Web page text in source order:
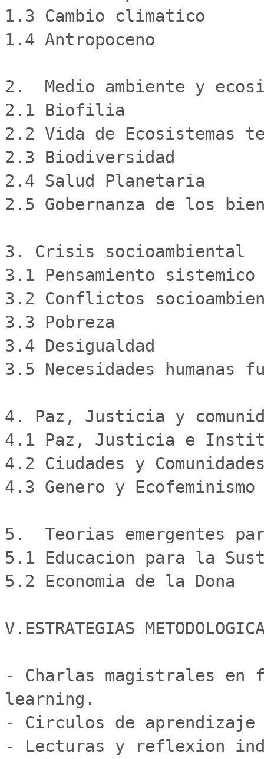
1.3 Cambio climatico
1.4 Antropoceno
2.  Medio ambiente y
2.1 Biofilia
2.2 Vida de Ecosistemas
2.3 Biodiversidad
2.4 Salud Planetaria
2.5 Gobernanza de los
3. Crisis socioambiental
3.1 Pensamiento
3.2 Conflictos
3.3 Pobreza
3.4 Desigualdad
3.5 Necesidades humanas
4. Paz, Justicia y
4.1 Paz, Justicia e
4.2 Ciudades y
4.3 Genero y
5.  Teorias emergentes
5.1 Educacion para la
5.2 Economia de la Dona
V.ESTRATEGIAS
- Charlas magistrales en
learning.
- Circulos de aprendizaje
- Lecturas y reflexion